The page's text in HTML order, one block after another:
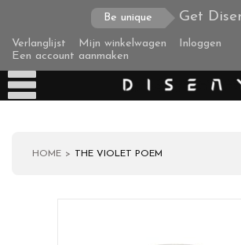
Be unique Get
Verlanglijst Mijn winkelwagen
Inloggen
Een account aanmaken
HOME THE VIOLET POEM